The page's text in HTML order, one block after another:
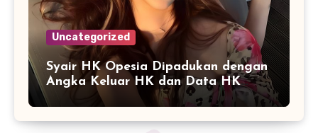
Uncategorized
Syair HK Opesia Dipadukan dengan
Angka Keluar HK dan Data HK
Lotto Paito Terbaru